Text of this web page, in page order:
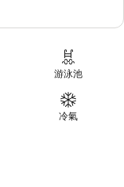
游泳池
冷氣